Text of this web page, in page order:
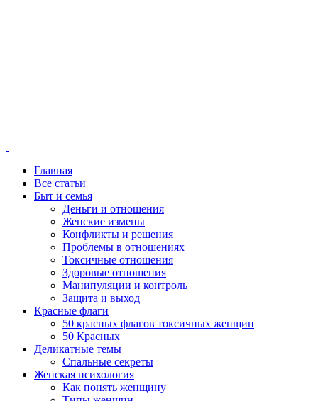
Главная
Все статьи
Быт и семья
Деньги и отношения
Женские измены
Конфликты и решения
Проблемы в отношениях
Токсичные отношения
Здоровые отношения
Манипуляции и контроль
Защита и выход
Красные флаги
50 красных флагов токсичных женщин
50 Красных
Деликатные темы
Спальные секреты
Женская психология
Как понять женщину